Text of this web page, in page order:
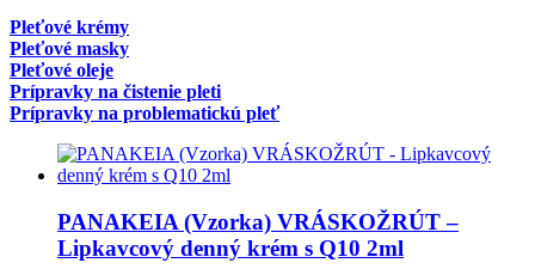
Pleťové krémy
Pleťové masky
Pleťové oleje
Prípravky na čistenie pleti
Prípravky na problematickú pleť
PANAKEIA (Vzorka) VRÁSKOŽRÚT –
Lipkavcový denný krém s Q10 2ml